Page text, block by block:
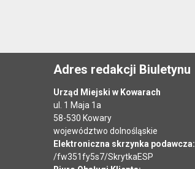
Adres redakcji Biuletynu
Urząd Miejski w Kowarach
ul. 1 Maja 1a
58-530 Kowary
województwo dolnośląskie
Elektroniczna skrzynka podawcza:
/fw351fy5s7/SkrytkaESP